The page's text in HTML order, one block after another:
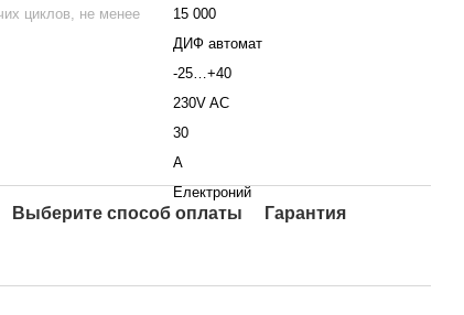
циклов, не менее
15 000
ДИФ автомат
-25…+40
230V AC
30
A
Електроний
Выберите способ оплаты Гарантия